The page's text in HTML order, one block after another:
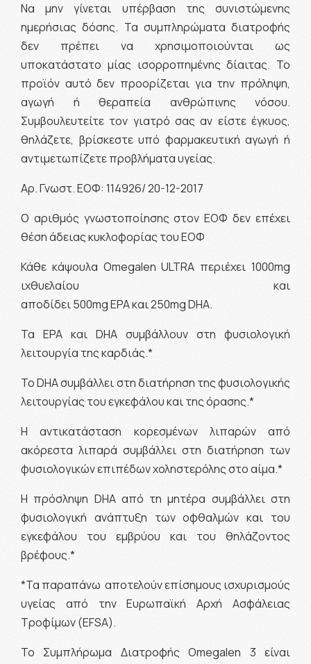
Να μην γίνεται υπέρβαση της συνιστώμενης
ημερήσιας δόσης. Τα συμπληρώματα διατροφής
δεν πρέπει να χρησιμοποιούνται ως
υποκατάστατο μίας ισορροπημένης δίαιτας. Το
προϊόν αυτό δεν προορίζεται για την πρόληψη,
αγωγή ή θεραπεία ανθρώπινης νόσου.
Συμβουλευτείτε τον γιατρό σας αν είστε έγκυος,
θηλάζετε, βρίσκεστε υπό φαρμακευτική αγωγή ή
αντιμετωπίζετε προβλήματα υγείας.
Αρ. Γνωστ. ΕΟΦ: 114926/ 20-12-2017
Ο αριθμός γνωστοποίησης στον ΕΟΦ δεν επέχει
θέση άδειας κυκλοφορίας του ΕΟΦ
Κάθε κάψουλα Omegalen ULTRA περιέχει 1000mg
ιχθυελαίου και
αποδίδει 500mg EPA και 250mg DHA.
Τα EPA και DHA συμβάλλουν στη φυσιολογική
λειτουργία της καρδιάς.*
Το DHA συμβάλλει στη διατήρηση της φυσιολογικής
λειτουργίας του εγκεφάλου και της όρασης.*
Η αντικατάσταση κορεσμένων λιπαρών από
ακόρεστα λιπαρά συμβάλλει στη διατήρηση των
φυσιολογικών επιπέδων χοληστερόλης στο αίμα.*
Η πρόσληψη DHA από τη μητέρα συμβάλλει στη
φυσιολογική ανάπτυξη των οφθαλμών και του
εγκεφάλου του εμβρύου και του θηλάζοντος
βρέφους.*
*Τα παραπάνω αποτελούν επίσημους ισχυρισμούς
υγείας από την Eυρωπαϊκή Αρχή Ασφάλειας
Τροφίμων (EFSA).
Το Συμπλήρωμα Διατροφής Omegalen 3 είναι